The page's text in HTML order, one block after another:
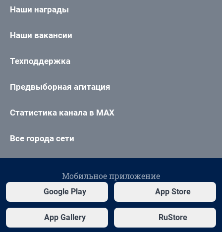
Наши награды
Наши вакансии
Техподдержка
Предвыборная агитация
Статистика канала в MAX
Все города сети
Мобильное приложение
Google Play App Store
App Gallery RuStore